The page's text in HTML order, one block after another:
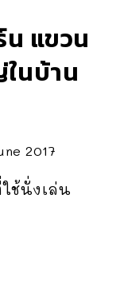
น แขวน
นบ้าน
2017
ช้นั่งเล่น